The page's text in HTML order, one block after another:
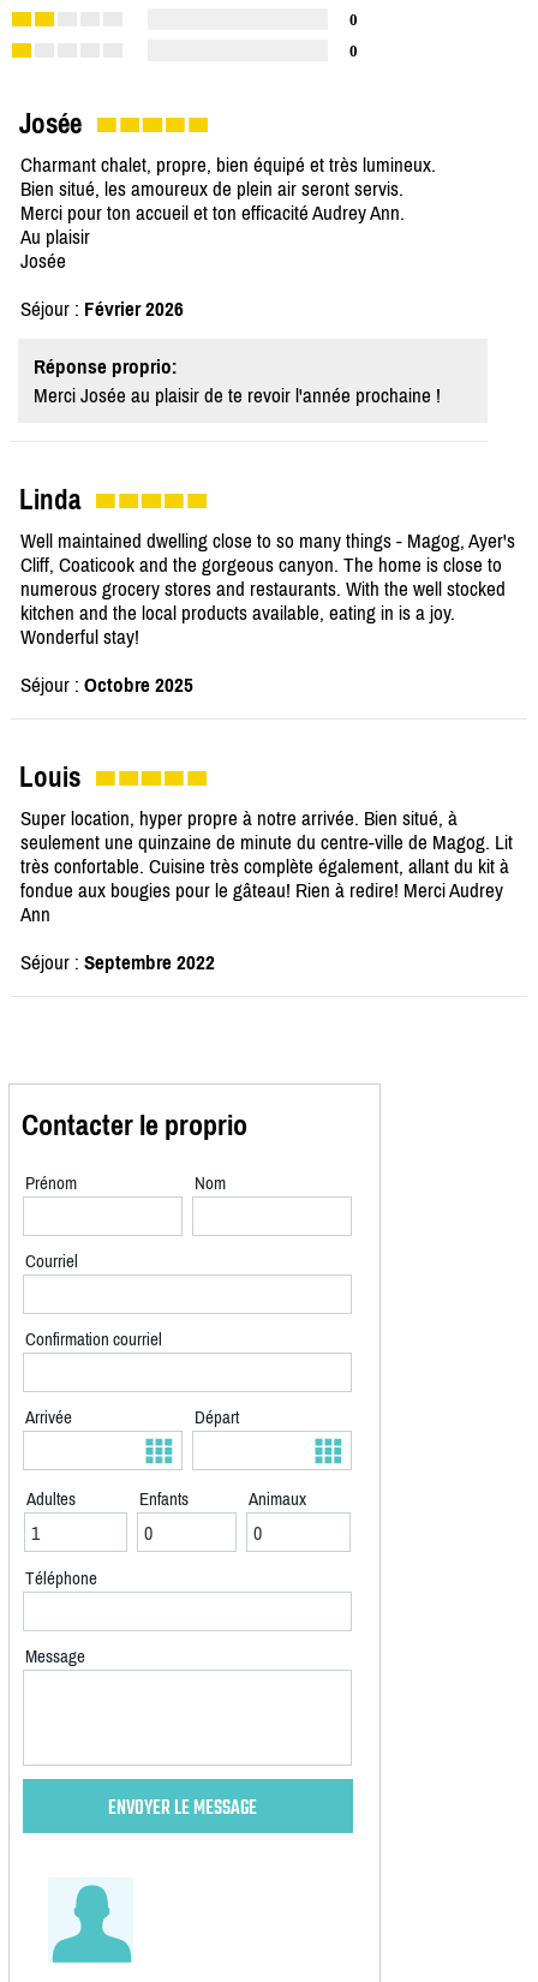
0
0
Josée
Charmant chalet, propre, bien équipé et très lumineux.
Bien situé, les amoureux de plein air seront servis.
Merci pour ton accueil et ton efficacité Audrey Ann.
Au plaisir
Josée
Séjour : Février 2026
Réponse proprio:
Merci Josée au plaisir de te revoir l'année prochaine !
Linda
Well maintained dwelling close to so many things - Magog, Ayer's
Cliff, Coaticook and the gorgeous canyon. The home is close to
numerous grocery stores and restaurants. With the well stocked
kitchen and the local products available, eating in is a joy.
Wonderful stay!
Séjour : Octobre 2025
Louis
Super location, hyper propre à notre arrivée. Bien situé, à
seulement une quinzaine de minute du centre-ville de Magog. Lit
très confortable. Cuisine très complète également, allant du kit à
fondue aux bougies pour le gâteau! Rien à redire! Merci Audrey
Ann
Séjour : Septembre 2022
Contacter le proprio
Prénom Nom
Courriel
Confirmation courriel
Arrivée Départ
Adultes Enfants Animaux
Téléphone
Message